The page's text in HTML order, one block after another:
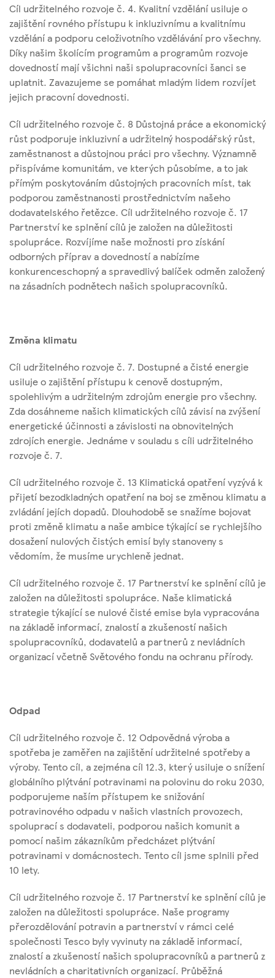
Cíl udržitelného rozvoje č. 4. Kvalitní vzdělání usiluje o
zajištění rovného přístupu k inkluzivnímu a kvalitnímu
vzdělání a podporu celoživotního vzdělávání pro všechny.
Díky našim školícím programům a programům rozvoje
dovedností mají všichni naši spolupracovníci šanci se
uplatnit. Zavazujeme se pomáhat mladým lidem rozvíjet
jejich pracovní dovednosti.
Cíl udržitelného rozvoje č. 8 Důstojná práce a ekonomický
růst podporuje inkluzivní a udržitelný hospodářský růst,
zaměstnanost a důstojnou práci pro všechny. Významně
přispíváme komunitám, ve kterých působíme, a to jak
přímým poskytováním důstojných pracovních míst, tak
podporou zaměstnanosti prostřednictvím našeho
dodavatelského řetězce. Cíl udržitelného rozvoje č. 17
Partnerství ke splnění cílů je založen na důležitosti
spolupráce. Rozvíjíme naše možnosti pro získání
odborných příprav a dovedností a nabízíme
konkurenceschopný a spravedlivý balíček odměn založený
na zásadních podnětech našich spolupracovníků.
Změna klimatu
Cíl udržitelného rozvoje č. 7. Dostupné a čisté energie
usiluje o zajištění přístupu k cenově dostupným,
spolehlivým a udržitelným zdrojům energie pro všechny.
Zda dosáhneme našich klimatických cílů závisí na zvýšení
energetické účinnosti a závislosti na obnovitelných
zdrojích energie. Jednáme v souladu s cíli udržitelného
rozvoje č. 7.
Cíl udržitelného rozvoje č. 13 Klimatická opatření vyzývá k
přijetí bezodkladných opatření na boj se změnou klimatu a
zvládání jejích dopadů. Dlouhodobě se snažíme bojovat
proti změně klimatu a naše ambice týkající se rychlejšího
dosažení nulových čistých emisí byly stanoveny s
vědomím, že musíme urychleně jednat.
Cíl udržitelného rozvoje č. 17 Partnerství ke splnění cílů je
založen na důležitosti spolupráce. Naše klimatická
strategie týkající se nulové čisté emise byla vypracována
na základě informací, znalostí a zkušeností našich
spolupracovníků, dodavatelů a partnerů z nevládních
organizací včetně Světového fondu na ochranu přírody.
Odpad
Cíl udržitelného rozvoje č. 12 Odpovědná výroba a
spotřeba je zaměřen na zajištění udržitelné spotřeby a
výroby. Tento cíl, a zejména cíl 12.3, který usiluje o snížení
globálního plýtvání potravinami na polovinu do roku 2030,
podporujeme naším přístupem ke snižování
potravinového odpadu v našich vlastních provozech,
spoluprací s dodavateli, podporou našich komunit a
pomocí našim zákazníkům předcházet plýtvání
potravinami v domácnostech. Tento cíl jsme splnili před
10 lety.
Cíl udržitelného rozvoje č. 17 Partnerství ke splnění cílů je
založen na důležitosti spolupráce. Naše programy
přerozdělování potravin a partnerství v rámci celé
společnosti Tesco byly vyvinuty na základě informací,
znalostí a zkušeností našich spolupracovníků a partnerů z
nevládních a charitativních organizací. Průběžná